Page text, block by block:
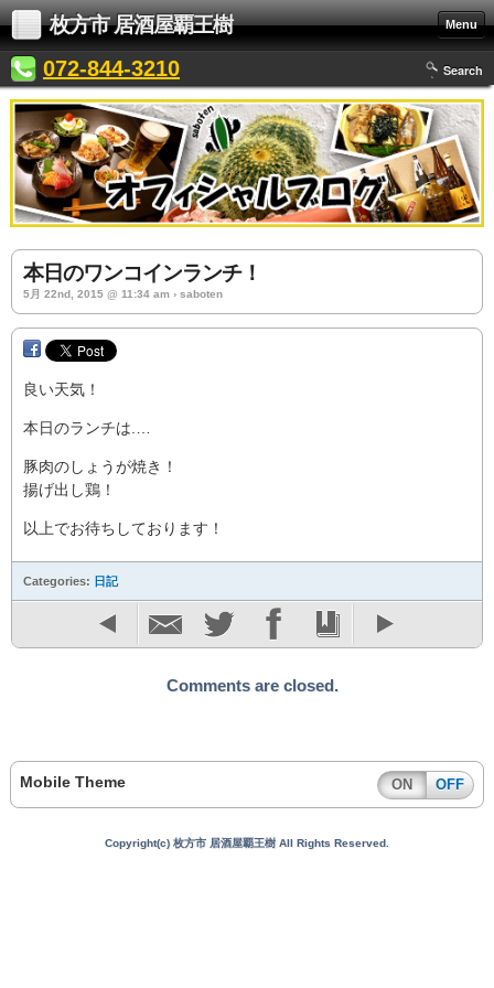
枚方市 居酒屋覇王樹 Menu
072-844-3210 Search
本日のワンコインランチ！
5月 22nd, 2015 @ 11:34 am › saboten
良い天気！
本日のランチは.…
豚肉のしょうが焼き！
揚げ出し鶏！
以上でお待ちしております！
Categories: 日記
Comments are closed.
Mobile Theme ON OFF
Copyright(c) 枚方市 居酒屋覇王樹 All Rights Reserved.